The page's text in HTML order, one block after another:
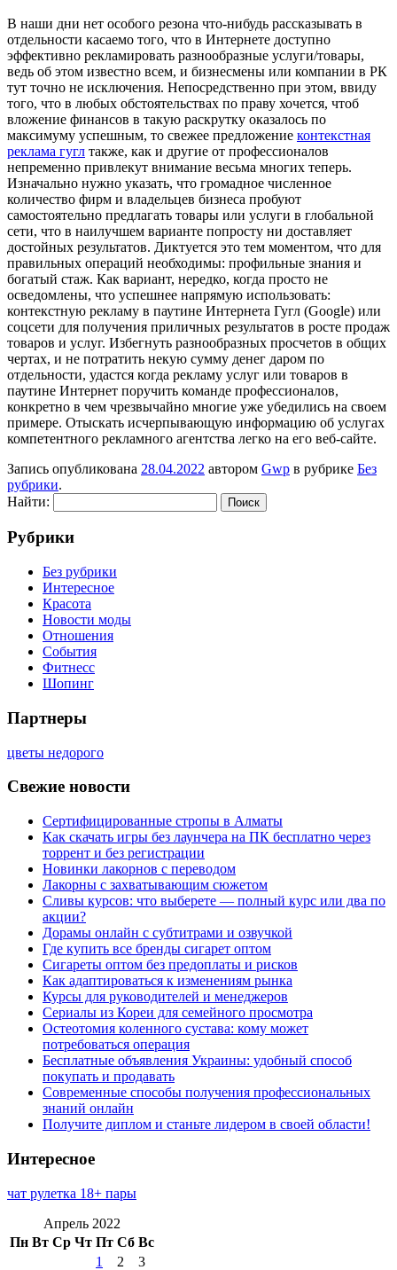
В нaши дни нeт особого резона что-нибудь рассказывать в
отдельности касаемо того, что в Интернете доступно
эффективно рекламировать разнообразные услуги/товары,
ведь об этом известно всем, и бизнесмены или компании в РК
тут точно не исключения. Непосредственно при этом, ввиду
того, что в любых обстоятельствах по праву хочется, чтоб
вложение финансов в такую раскрутку оказалось по
максимуму успешным, то свежее предложение контекстная
реклама гугл также, как и другие от профессионалов
непременно привлекут внимание весьма многих теперь.
Изначально нужно указать, что громадное численное
количество фирм и владельцев бизнеса пробуют
самостоятельно предлагать товары или услуги в глобальной
сети, что в наилучшем варианте попросту ни доставляет
достойных результатов. Диктуется это тем моментом, что для
правильных операций необходимы: профильные знания и
богатый стаж. Как вариант, нередко, когда просто не
осведомлены, что успешнее напрямую использовать:
контекстную рекламу в паутине Интернета Гугл (Google) или
соцсети для получения приличных результатов в росте продаж
товаров и услуг. Избегнуть разнообразных просчетов в общих
чертах, и не потратить некую сумму денег даром по
отдельности, удастся когда рекламу услуг или товаров в
паутине Интернет поручить команде профессионалов,
конкретно в чем чрезвычайно многие уже убедились на своем
примере. Отыскать исчерпывающую информацию об услугах
компетентного рекламного агентства легко на его веб-сайте.
Запись опубликована 28.04.2022 автором Gwp в рубрике Без
рубрики.
Найти:
Рубрики
Без рубрики
Интересное
Красота
Новости моды
Отношения
События
Фитнесс
Шопинг
Партнеры
цветы недорого
Свежие новости
Сертифицированные стропы в Алматы
Как скачать игры без лаунчера на ПК бесплатно через
торрент и без регистрации
Новинки лакорнов с переводом
Лакорны с захватывающим сюжетом
Сливы курсов: что выберете — полный курс или два по
акции?
Дорамы онлайн с субтитрами и озвучкой
Где купить все бренды сигарет оптом
Сигареты оптом без предоплаты и рисков
Как адаптироваться к изменениям рынка
Курсы для руководителей и менеджеров
Сериалы из Кореи для семейного просмотра
Остеотомия коленного сустава: кому может
потребоваться операция
Бесплатные объявления Украины: удобный способ
покупать и продавать
Современные способы получения профессиональных
знаний онлайн
Получите диплом и станьте лидером в своей области!
Интересное
чат рулетка 18+ пары
Апрель 2022
Пн Вт Ср Чт Пт Сб Вс
1
2 3